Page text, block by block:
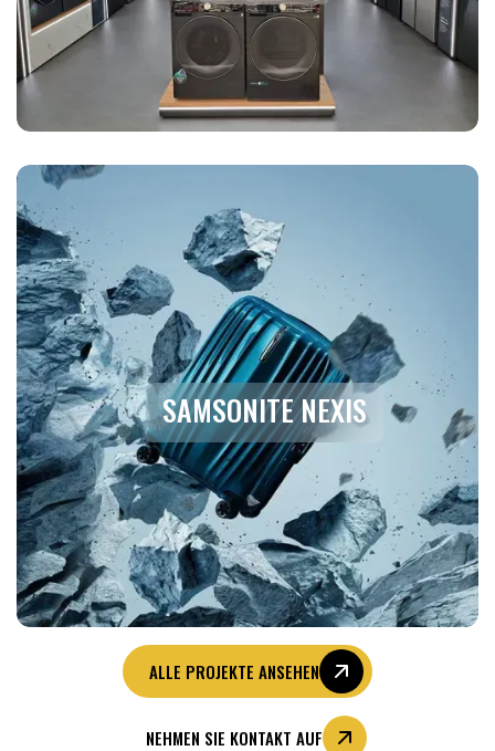
SAMSONITE NEXIS
ALLE PROJEKTE ANSEHEN
NEHMEN SIE KONTAKT AUF